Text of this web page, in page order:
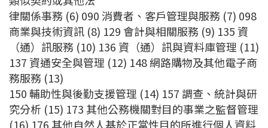
律關係事務 (6) 090 消費者、客戶管理與服務 (7) 098
商業與技術資訊 (8) 129 會計與相關服務 (9) 135 資
（通）訊服務 (10) 136 資（通）訊與資料庫管理 (11)
137 資通安全與管理 (12) 148 網路購物及其他電子商
務服務 (13)
150 輔助性與後勤支援管理 (14) 157 調查、統計與研
究分析 (15) 173 其他公務機關對目的事業之監督管理
(16) 176 其他自然人基於正當性目的所進行個人資料